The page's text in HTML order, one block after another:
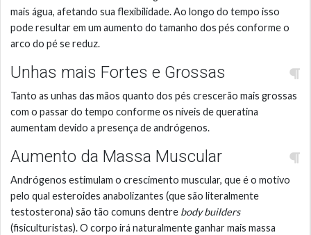
mais água, afetando sua flexibilidade. Ao longo do tempo isso
pode resultar em um aumento do tamanho dos pés conforme o
arco do pé se reduz.
Unhas mais Fortes e Grossas
Tanto as unhas das mãos quanto dos pés crescerão mais grossas
com o passar do tempo conforme os níveis de queratina
aumentam devido a presença de andrógenos.
Aumento da Massa Muscular
Andrógenos estimulam o crescimento muscular, que é o motivo
pelo qual esteroides anabolizantes (que são literalmente
testosterona) são tão comuns dentre body builders
(fisiculturistas). O corpo irá naturalmente ganhar mais massa